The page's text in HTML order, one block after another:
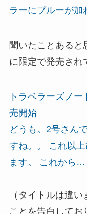
ラーにブルーが加
聞いたことあると
に限定で発売され
トラベラーズノ
売開始
どうも。2号さん
すね。。 これ以
ます。 これから…
（タイトルは違
ことを告白してお